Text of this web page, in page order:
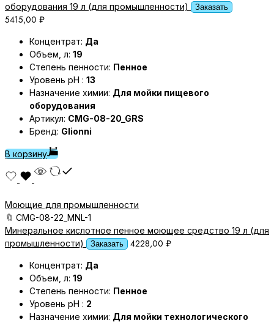
оборудования 19 л (для промышленности)
Заказать
5415,00 ₽
Концентрат: Да
Объем, л: 19
Степень пенности: Пенное
Уровень pH : 13
Назначение химии: Для мойки пищевого
оборудования
Артикул: CMG-08-20_GRS
Бренд: Glionni
В корзину
Моющие для промышленности
🔖 CMG-08-22_MNL-1
Минеральное кислотное пенное моющее средство 19 л (для
промышленности)
Заказать 4228,00 ₽
Концентрат: Да
Объем, л: 19
Степень пенности: Пенное
Уровень pH : 2
Назначение химии: Для мойки технологического